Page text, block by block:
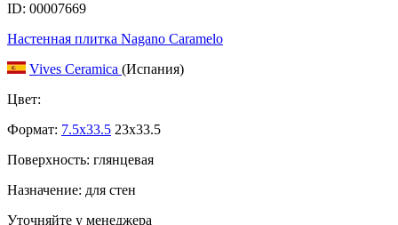
ID: 00007669
Настенная плитка Nagano Caramelo
Vives Ceramica (Испания)
Цвет:
Формат: 7.5x33.5 23x33.5
Поверхность: глянцевая
Назначение: для стен
Уточняйте у менеджера